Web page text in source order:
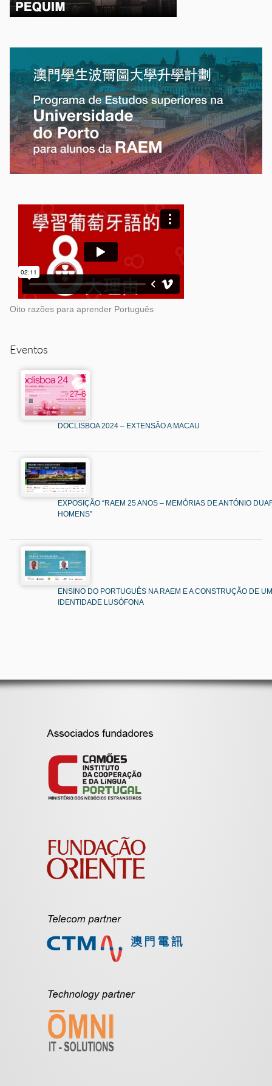
Oito razões para aprender Português
Eventos
DOCLISBOA 2024 – EXTENSÃO A MACAU
EXPOSIÇÃO “RAEM 25 ANOS – MEMÓRIAS DE ANTÓNIO
HOMENS”
ENSINO DO PORTUGUÊS NA RAEM E A CONSTRUÇÃO DE
IDENTIDADE LUSÓFONA